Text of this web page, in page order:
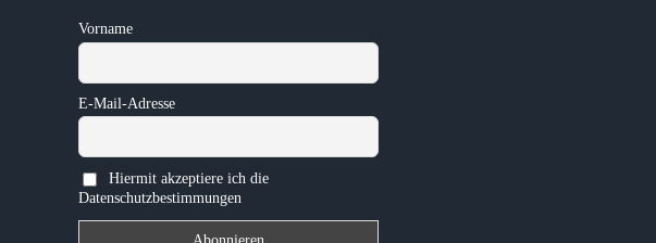
Vorname
E-Mail-Adresse
Hiermit akzeptiere ich die
Datenschutzbestimmungen